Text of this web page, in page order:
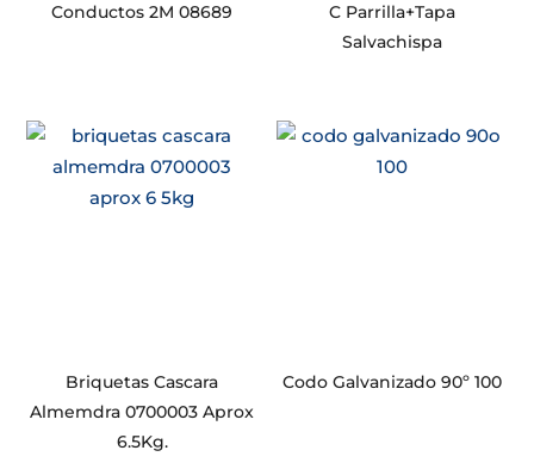
Conductos 2M 08689
C Parrilla+Tapa
Salvachispa
Briquetas Cascara
Almemdra 0700003 Aprox
6.5Kg.
Codo Galvanizado 90º 100